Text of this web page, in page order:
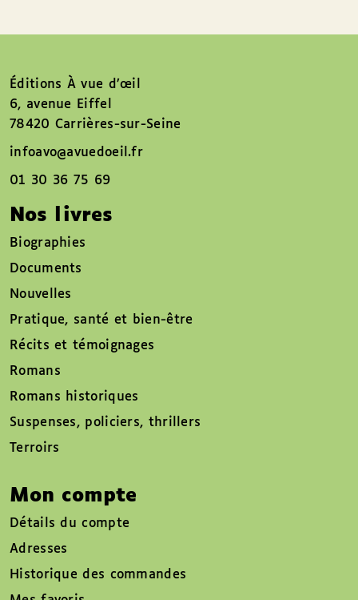
Éditions À vue d’œil
6, avenue Eiffel
78420 Carrières-sur-Seine
infoavo@avuedoeil.fr
01 30 36 75 69
Nos livres
Biographies
Documents
Nouvelles
Pratique, santé et bien-être
Récits et témoignages
Romans
Romans historiques
Suspenses, policiers, thrillers
Terroirs
Mon compte
Détails du compte
Adresses
Historique des commandes